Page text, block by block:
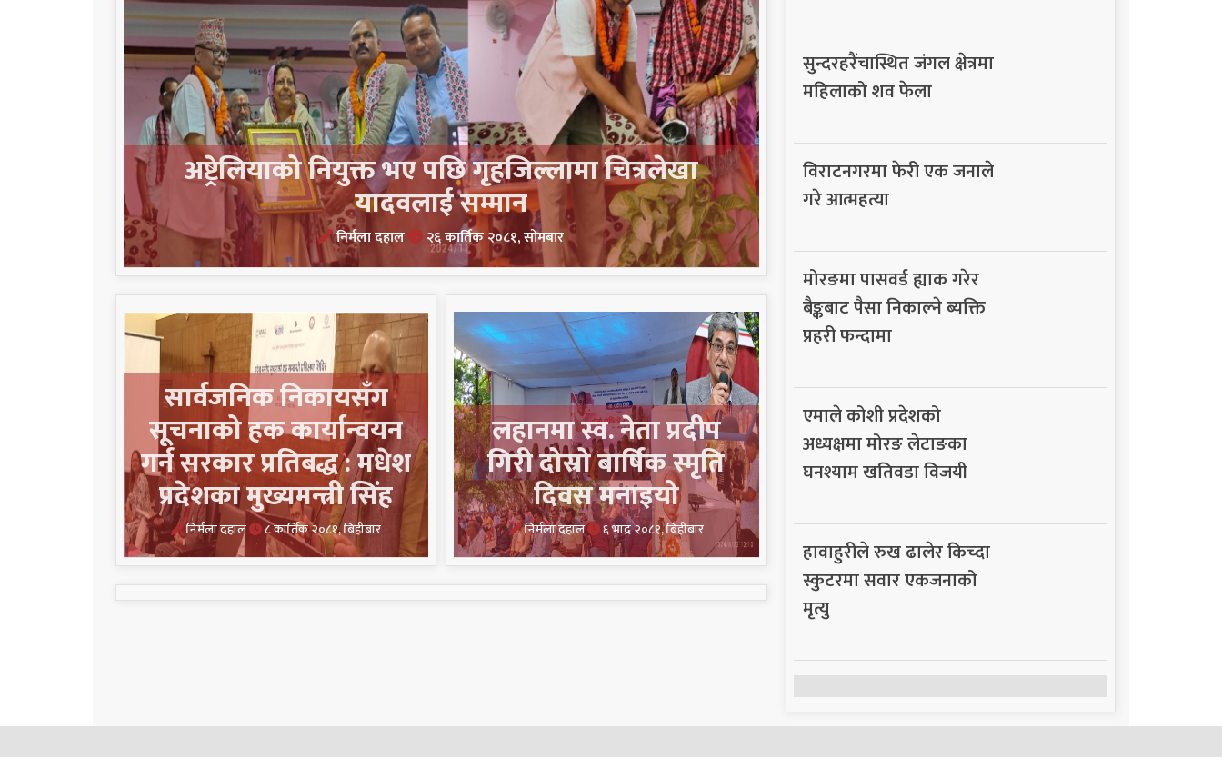
अष्ट्रेलियाको नियुक्त भए पछि गृहजिल्लामा चित्रलेखा
यादवलाई सम्मान
निर्मला दहाल २६ कार्तिक २०८१, सोमबार
सार्वजनिक निकायसँग
सूचनाको हक कार्यान्वयन
गर्न सरकार प्रतिबद्ध : मधेश
प्रदेशका मुख्यमन्त्री सिंह
निर्मला दहाल ८ कार्तिक २०८१, बिहीबार
लहानमा स्व. नेता प्रदीप
गिरी दोस्रो बार्षिक स्मृति
दिवस मनाइयो
निर्मला दहाल ६ भाद्र २०८१, बिहीबार
सुन्दरहरैंचास्थित जंगल क्षेत्रमा
महिलाको शव फेला
विराटनगरमा फेरी एक जनाले
गरे आत्महत्या
मोरङमा पासवर्ड ह्याक गरेर
बैङ्कबाट पैसा निकाल्ने ब्यक्ति
प्रहरी फन्दामा
एमाले कोशी प्रदेशको
अध्यक्षमा मोरङ लेटाङका
घनश्याम खतिवडा विजयी
हावाहुरीले रुख ढालेर किच्दा
स्कुटरमा सवार एकजनाको
मृत्यु